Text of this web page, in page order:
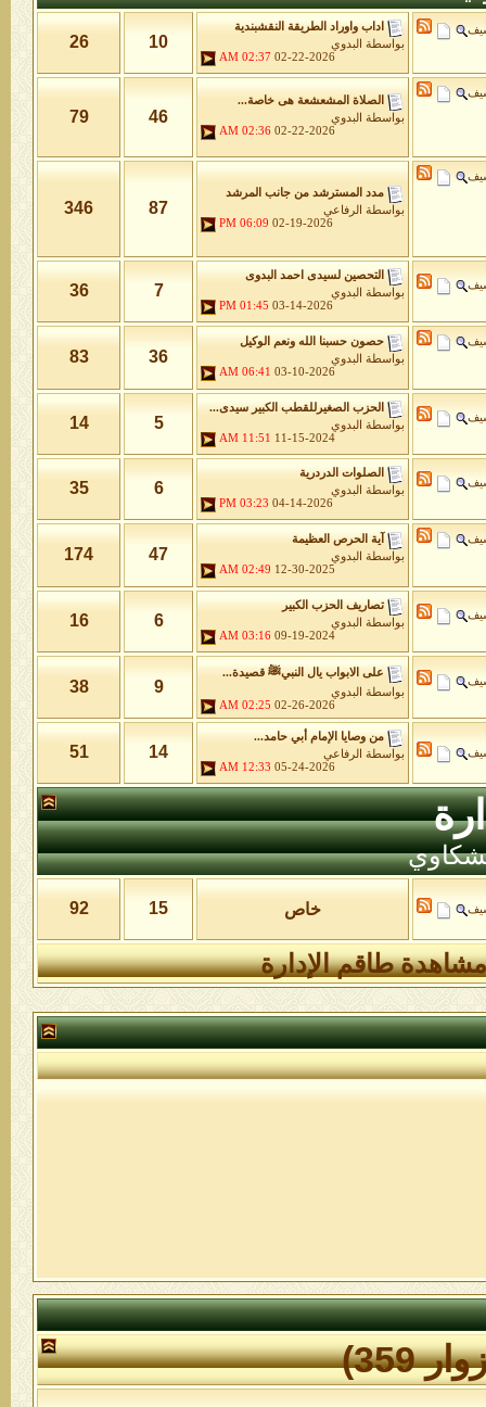
اداب واوراد الطريقة النقشبندية
بواسطة
البدوي
02-22-2026
02:37 AM
10
26
الصلاة المشعشعة هى خاصة...
بواسطة
البدوي
02-22-2026
02:36 AM
46
79
مدد المسترشد من جانب المرشد
بواسطة
الرفاعي
02-19-2026
06:09 PM
87
346
التحصين لسيدى احمد البدوى
بواسطة
البدوي
03-14-2026
01:45 PM
7
36
حصون حسبنا الله ونعم الوكيل
بواسطة
البدوي
03-10-2026
06:41 AM
36
83
الحزب الصغيرللقطب الكبير سيدى...
بواسطة
البدوي
11-15-2024
11:51 AM
5
14
الصلوات الدردرية
بواسطة
البدوي
04-14-2026
03:23 PM
6
35
آية الحرص العظيمة
بواسطة
البدوي
12-30-2025
02:49 AM
47
174
تصاريف الحزب الكبير
بواسطة
البدوي
09-19-2024
03:16 AM
6
16
على الابواب يال النبيﷺ قصيدة...
بواسطة
البدوي
02-26-2026
02:25 AM
9
38
من وصايا الإمام أبي حامد...
بواسطة
الرفاعي
05-24-2026
12:33 AM
14
51
خاص 15
92
طاقم الإدارة